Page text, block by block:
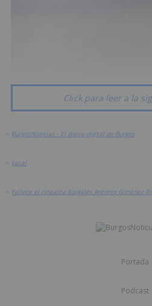
Click para leer a la
> BurgosNoticias - El diario digital de Burgos
> Local
> Fallece el cineasta burgalés Antonio Giménez
Portada
Podcast